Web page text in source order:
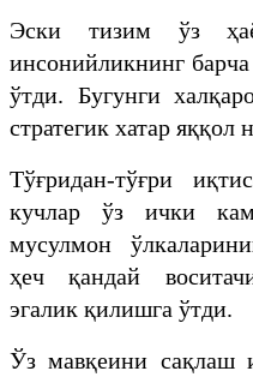
​Эски тизим ўз
инсонийликнинг
ўтди. Бугунги
стратегик хатар яққол
​Тўғридан-тўғри
кучлар ўз ички
мусулмон
ҳеч қандай
эгалик қилишга ўтди.
Ўз мавқеини сақлаш